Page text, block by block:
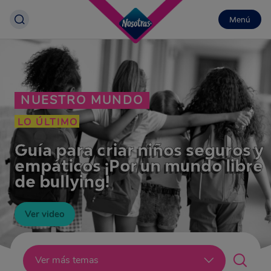
Menú
NUESTRO MUNDO
LO ÚLTIMO
Guía para criar niños seguros y
empáticos ¡Por un mundo libre
de bullying!
Ver video
Ver más temas
Lo último